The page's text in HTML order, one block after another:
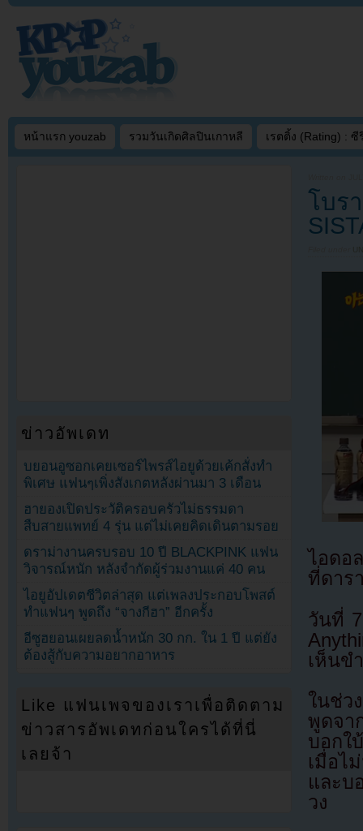
หน้าแรก youzab รวมวันเกิดศิลปินเกาหลี เรตติ้ง (Rating) : ซี
โบร
ไอดอ
ที่ดาร
วันที่
เห็นข
ในช่ว
พูดจา
บอกใ
เมื่อไ
และบ
วง
ข่าวอัพเดท
บยอนอูซอกเคยเซอร์ไพรส์ไอยูด้วยเค้กสั่งทำ
พิเศษ แฟนๆเพิ่งสังเกตหลังผ่านมา 3 เดือน
ฮายองเปิดประวัติครอบครัวไม่ธรรมดา
สืบสายแพทย์ 4 รุ่น แต่ไม่เคยคิดเดินตามรอย
ดราม่างานครบรอบ 10 ปี BLACKPINK แฟน
วิจารณ์หนัก หลังจำกัดผู้ร่วมงานแค่ 40 คน
ไอยูอัปเดตชีวิตล่าสุด แต่เพลงประกอบโพสต์
ทำแฟนๆ พูดถึง “จางกีฮา” อีกครั้ง
อีซูฮยอนเผยลดน้ำหนัก 30 กก. ใน 1 ปี แต่ยัง
ต้องสู้กับความอยากอาหาร
Like แฟนเพจของเราเพื่อติดตาม
ข่าวสารอัพเดทก่อนใครได้ที่นี่
เลยจ้า